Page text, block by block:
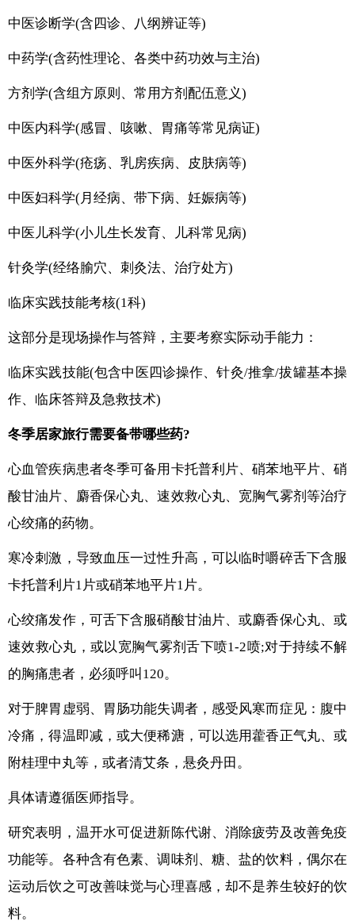
中医诊断学(含四诊、八纲辨证等)
中药学(含药性理论、各类中药功效与主治)
方剂学(含组方原则、常用方剂配伍意义)
中医内科学(感冒、咳嗽、胃痛等常见病证)
中医外科学(疮疡、乳房疾病、皮肤病等)
中医妇科学(月经病、带下病、妊娠病等)
中医儿科学(小儿生长发育、儿科常见病)
针灸学(经络腧穴、刺灸法、治疗处方)
临床实践技能考核(1科)
这部分是现场操作与答辩，主要考察实际动手能力：
临床实践技能(包含中医四诊操作、针灸/推拿/拔罐基本操
作、临床答辩及急救技术)
冬季居家旅行需要备带哪些药?
心血管疾病患者冬季可备用卡托普利片、硝苯地平片、硝
酸甘油片、麝香保心丸、速效救心丸、宽胸气雾剂等治疗
心绞痛的药物。
寒冷刺激，导致血压一过性升高，可以临时嚼碎舌下含服
卡托普利片1片或硝苯地平片1片。
心绞痛发作，可舌下含服硝酸甘油片、或麝香保心丸、或
速效救心丸，或以宽胸气雾剂舌下喷1-2喷;对于持续不解
的胸痛患者，必须呼叫120。
对于脾胃虚弱、胃肠功能失调者，感受风寒而症见：腹中
冷痛，得温即减，或大便稀溏，可以选用藿香正气丸、或
附桂理中丸等，或者清艾条，悬灸丹田。
具体请遵循医师指导。
研究表明，温开水可促进新陈代谢、消除疲劳及改善免疫
功能等。各种含有色素、调味剂、糖、盐的饮料，偶尔在
运动后饮之可改善味觉与心理喜感，却不是养生较好的饮
料。